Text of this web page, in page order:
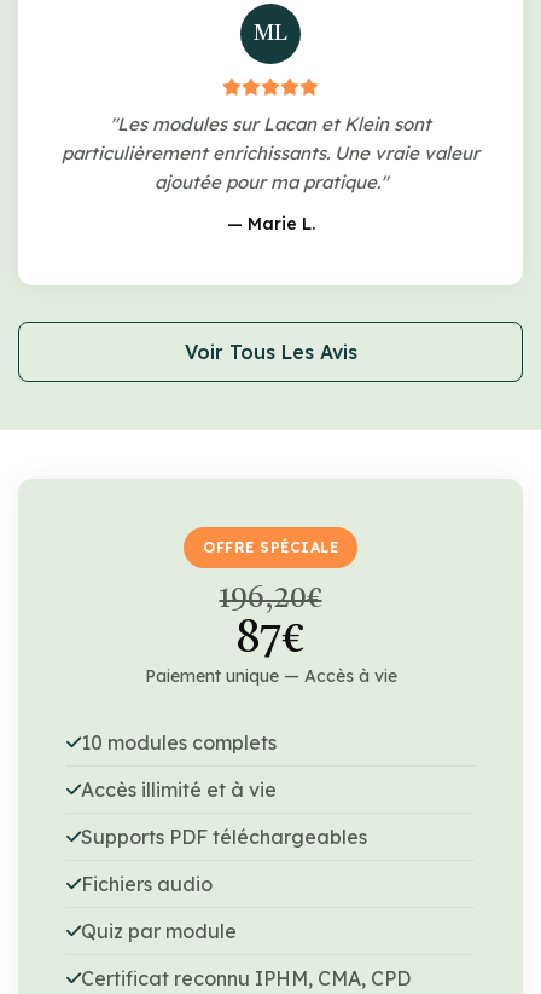
ML
"Les modules sur Lacan et Klein sont
particulièrement enrichissants. Une vraie valeur
ajoutée pour ma pratique."
— Marie L.
Voir Tous Les Avis
OFFRE SPÉCIALE
196,20€
87€
Paiement unique — Accès à vie
10 modules complets
Accès illimité et à vie
Supports PDF téléchargeables
Fichiers audio
Quiz par module
Certificat reconnu IPHM, CMA, CPD